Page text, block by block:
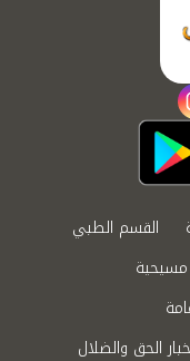
القسم الطبي
الحق والضلال